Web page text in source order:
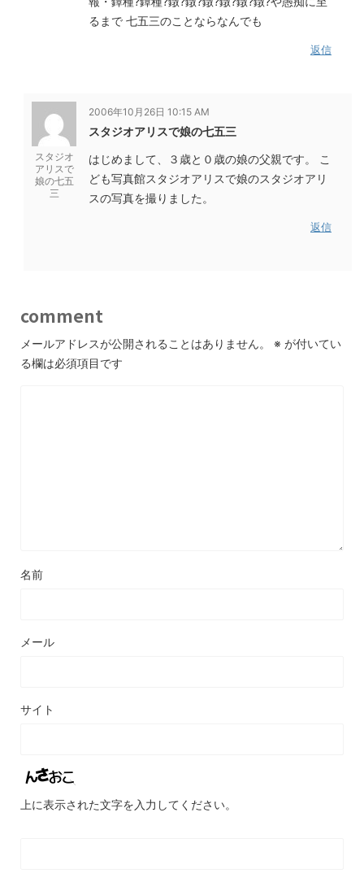
るまで 七五三のことならなんでも
返信
スタジオ
アリスで
娘の七五
三
2006年10月26日 10:15 AM
スタジオアリスで娘の七五三
はじめまして、３歳と０歳の娘の父親です。 こ
ども写真館スタジオアリスで娘のスタジオアリ
スの写真を撮りました。
返信
comment
メールアドレスが公開されることはありません。 ※ が付いてい
る欄は必須項目です
名前
メール
サイト
上に表示された文字を入力してください。